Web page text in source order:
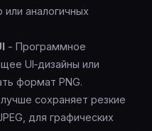
аналогичных
- Программное
UI‑дизайны или
формат PNG.
сохраняет резкие
для графических